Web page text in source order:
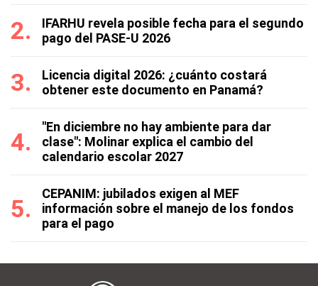
IFARHU revela posible fecha para el segundo
pago del PASE-U 2026
Licencia digital 2026: ¿cuánto costará
obtener este documento en Panamá?
"En diciembre no hay ambiente para dar
clase": Molinar explica el cambio del
calendario escolar 2027
CEPANIM: jubilados exigen al MEF
información sobre el manejo de los fondos
para el pago